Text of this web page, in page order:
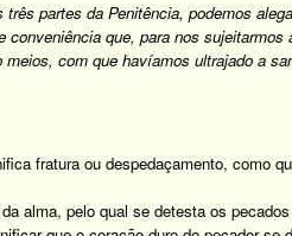
três partes da Penitência, podemos
que, para nos
com que havíamos ultrajado a
fratura ou despedaçamento, como
alma, pelo qual se detesta os